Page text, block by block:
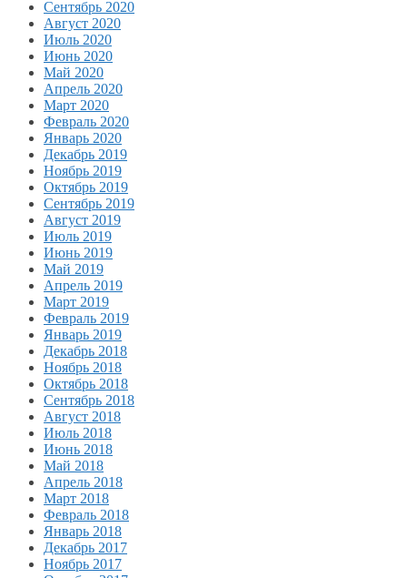
Сентябрь 2020
Август 2020
Июль 2020
Июнь 2020
Май 2020
Апрель 2020
Март 2020
Февраль 2020
Январь 2020
Декабрь 2019
Ноябрь 2019
Октябрь 2019
Сентябрь 2019
Август 2019
Июль 2019
Июнь 2019
Май 2019
Апрель 2019
Март 2019
Февраль 2019
Январь 2019
Декабрь 2018
Ноябрь 2018
Октябрь 2018
Сентябрь 2018
Август 2018
Июль 2018
Июнь 2018
Май 2018
Апрель 2018
Март 2018
Февраль 2018
Январь 2018
Декабрь 2017
Ноябрь 2017